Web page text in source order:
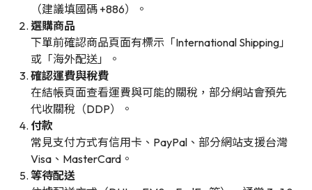
（建議填國碼 +886）。
選購商品
下單前確認商品頁面有標示「International Shipping」
或「海外配送」。
確認運費與稅費
在結帳頁面查看運費與可能的關稅，部分網站會預先
代收關稅（DDP）。
付款
常見支付方式有信用卡、PayPal、部分網站支援台灣
Visa、MasterCard。
等待配送